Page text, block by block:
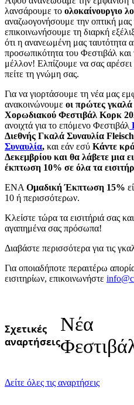
λανσάρουμε το ολοκαίνουργιο
αναζωογονήσουμε την οπτική μας
επικοινωνήσουμε τη διαρκή
ότι η ανανεωμένη μας ταυτότητα
προσωπικότητα του Φεστιβάλ και
μέλλον! Ελπίζουμε να σας
πείτε τη γνώμη σας.
Για να γιορτάσουμε τη νέα μας
ανακοινώνουμε οι πρώτες γκαλά
Χορωδιακού Φεστιβάλ Κορκ
ανοιχτά για το επόμενο Φεστιβάλ
Διεθνής Γκαλά Συναυλία
Συναυλία, και εάν εσύ Κάντε
Δεκεμβρίου και θα λάβετε μια
έκπτωση 10% σε όλα τα
ΕΝΑ Ομαδική Έκπτωση 15%
10 ή περισσότερων.
Κλείστε τώρα τα εισιτήριά σας
αγαπημένα σας πρόσωπα!
Διαβάστε περισσότερα για τις
Για οποιαδήποτε περαιτέρω
εισιτηρίων, επικοινωνήστε
Σχετικές
αναρτήσεις
Νέα
Δείτε όλες τις αναρτήσεις